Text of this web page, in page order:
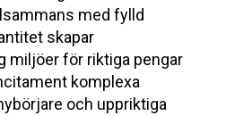
med fylld
skapar
miljöer för riktiga pengar
komplexa
och uppriktiga